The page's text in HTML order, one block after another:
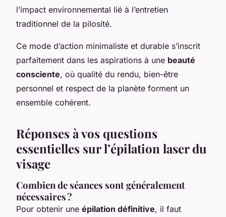
l’impact environnemental lié à l’entretien
traditionnel de la pilosité.
Ce mode d’action minimaliste et durable s’inscrit
parfaitement dans les aspirations à une beauté
consciente, où qualité du rendu, bien-être
personnel et respect de la planète forment un
ensemble cohérent.
Réponses à vos questions
essentielles sur l’épilation laser du
visage
Combien de séances sont généralement
nécessaires ?
Pour obtenir une épilation définitive, il faut